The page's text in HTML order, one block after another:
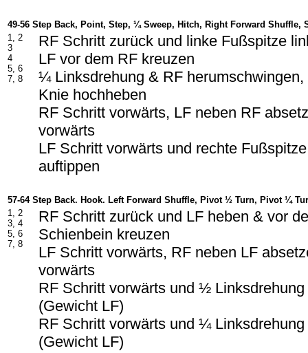
49-56 Step Back, Point, Step, ¼ Sweep, Hitch, Right Forward Shuffle,
1, 2
3
4
5, 6
7, 8
RF Schritt zurück und linke Fußspitze
LF vor dem RF kreuzen
¼ Linksdrehung & RF
Knie hochheben
RF Schritt vorwärts, LF neben RF
vorwärts
LF Schritt vorwärts und rechte
auftippen
57-64 Step Back. Hook. Left Forward Shuffle, Pivot ½ Turn, Pivot ¼
1, 2
3, 4
5, 6
7, 8
RF Schritt zurück und LF heben & vor
Schienbein kreuzen
LF Schritt vorwärts, RF neben LF
vorwärts
RF Schritt vorwärts und ½
(Gewicht LF)
RF Schritt vorwärts und ¼
(Gewicht LF)